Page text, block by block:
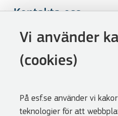
Vi använder
(cookies)
På esf.se använder vi
teknologier för att
Kontakta oss
Följ oss
LinkedIn